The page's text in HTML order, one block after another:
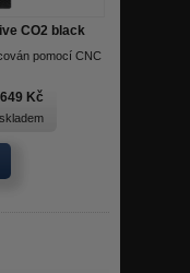
CO2 black
pomocí CNC
649 Kč